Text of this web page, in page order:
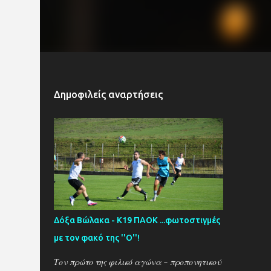
Δημοφιλείς αναρτήσεις
Δόξα Βώλακα - Κ19 ΠΑΟΚ ...φωτοστιγμές
με τον φακό της ''Ο''!
Τον πρώτο της φιλικό αγώνα - προπονητικού